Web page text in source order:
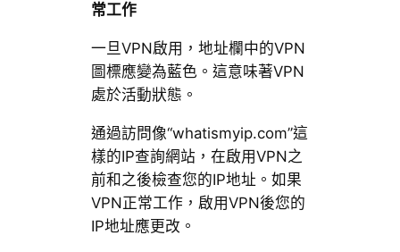
常工作
一旦VPN啟用，地址欄中的VPN
圖標應變為藍色。這意味著VPN
處於活動狀態。
通過訪問像“whatismyip.com”這
樣的IP查詢網站，在啟用VPN之
前和之後檢查您的IP地址。如果
VPN正常工作，啟用VPN後您的
IP地址應更改。